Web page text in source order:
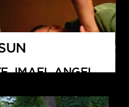
IMAEL ANGEL